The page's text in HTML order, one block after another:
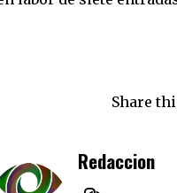
Share
Redaccion